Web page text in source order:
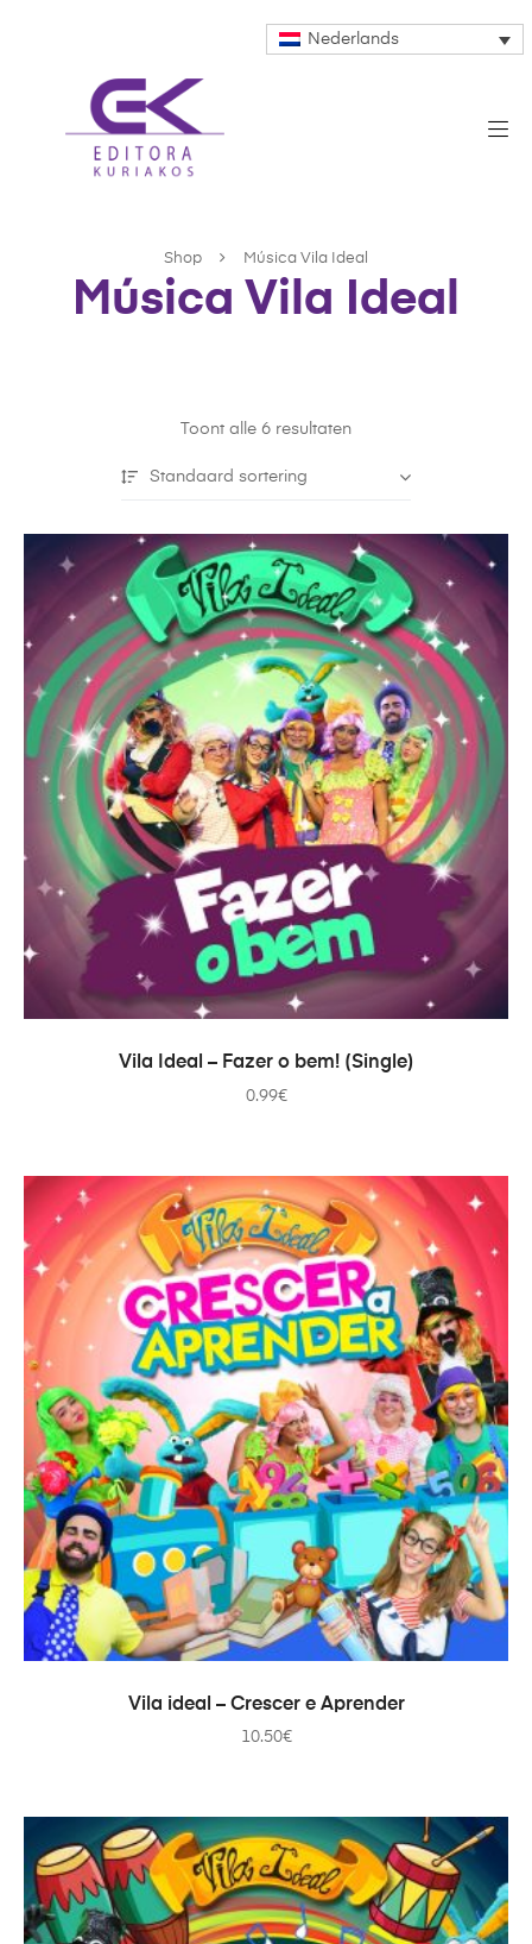
Nederlands
Shop Música Vila Ideal
Música Vila Ideal
Toont alle 6 resultaten
Standaard sortering
TOEVOEGEN AAN WINKELWAGEN
Vila Ideal – Fazer o bem! (Single)
0.99€
TOEVOEGEN AAN WINKELWAGEN
Vila ideal – Crescer e Aprender
10.50€